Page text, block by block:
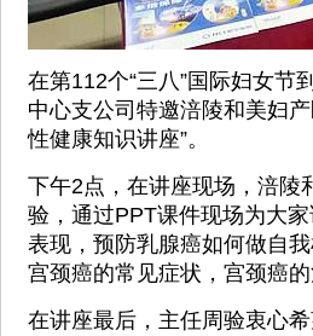
在第112个“三八”国际妇女节
中心支公司特邀涪陵和美妇
性健康知识讲座”。
下午2点，在讲座现场，涪陵
验，通过PPT课件现场为大
表现，预防乳腺癌如何做自
宫颈癌的常见症状，宫颈癌的
在讲座最后，主任周验衷心